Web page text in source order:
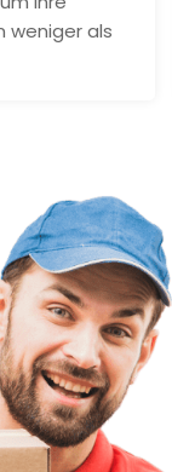
weniger als